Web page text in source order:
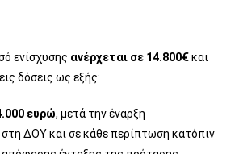
ενίσχυσης ανέρχεται σε 14.800€και
δόσεις ως εξής:
ευρώ, μετά την έναρξη
ΔΟΥ και σε κάθε περίπτωση κατόπιν